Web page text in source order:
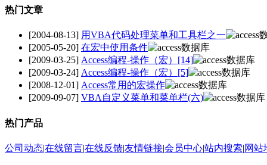
热门文章
[2004-08-13] 用VBA代码处理菜单和工具栏之一
[2005-05-20] 在宏中使用条件
[2009-03-25] Access编程-操作（宏）[14]
[2009-03-24] Access编程-操作（宏）[5]
[2008-12-01] Access常用的宏操作
[2009-09-07] VBA自定义菜单和菜单栏(六)
热门产品
公司动态|在线留言|在线反馈|友情链接|会员中心|站内搜索|网站